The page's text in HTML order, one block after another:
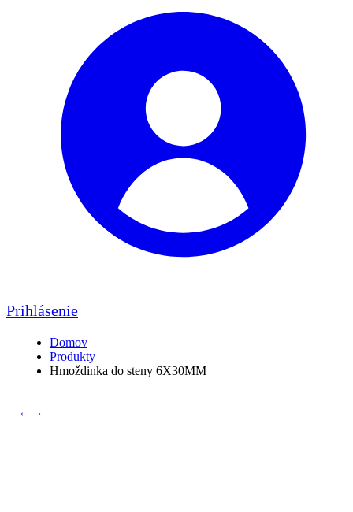
Prihlásenie
Domov
Produkty
Hmoždinka do steny 6X30MM
← →